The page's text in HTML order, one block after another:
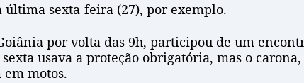
última sexta-feira (27), por exemplo.
por volta das 9h, participou de um
sexta usava a proteção obrigatória, mas o
motos.